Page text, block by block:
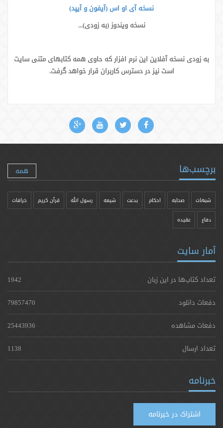
نسخه آی او اس (آیفون و آیپد)
نسخه ویندوز (به زودی)...
به زودی نسخه آفلاین این نرم افزار که حاوی همه کتابهای متنی سایت
است نیز در دسترس کاربران قرار خواهد گرفت.
برچسب‌ها همه
شبهات صحابه احکام بدعت شیعه رسول الله قرآن کریم خرافات
دفاع عقیده
آمار سایت
تعداد کتاب‌ها در این زبان
1942
دفعات دانلود
79857470
دفعات مشاهده
25443936
تعداد ارسال
1138
خبرنامه
اشتراک در خبرنامه